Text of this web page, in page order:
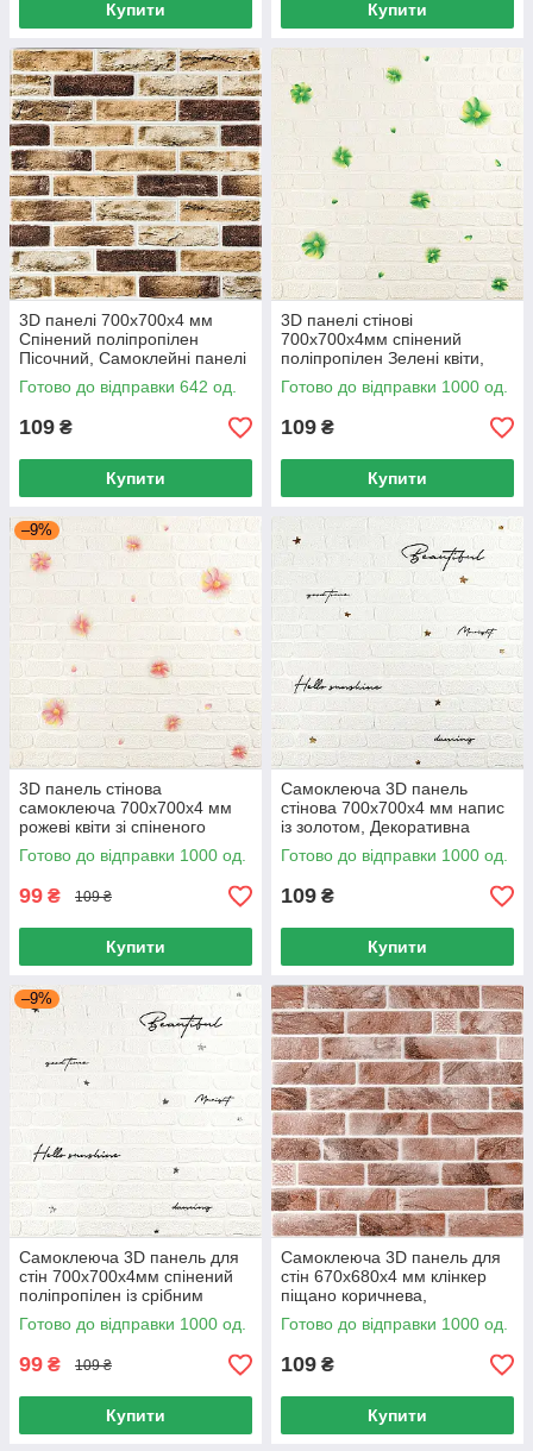
Купити Купити
3D панелі 700x700x4 мм
Спінений поліпропілен
Пісочний, Самоклейні панелі
для стін і меблів
Готово до відправки 642 од.
109 ₴
Купити
3D панелі стінові
700х700х4мм спінений
поліпропілен Зелені квіти,
самоклейні панелі для стін
Готово до відправки 1000 од.
109 ₴
Купити
–9%
3D панель стінова
самоклеюча 700х700х4 мм
рожеві квіти зі спіненого
поліпропілену, Декоративна
панель для стін
Готово до відправки 1000 од.
99 ₴ 109 ₴
Купити
Самоклеюча 3D панель
стінова 700х700х4 мм напис
із золотом, Декоративна
панель для стін і декору
кімнат
Готово до відправки 1000 од.
109 ₴
Купити
–9%
Самоклеюча 3D панель для
стін 700х700х4мм спінений
поліпропілен із срібним
написом, Декоративна
стінова панель
Готово до відправки 1000 од.
99 ₴ 109 ₴
Купити
Самоклеюча 3D панель для
стін 670х680х4 мм клінкер
піщано коричнева,
Декоративна панель під
цеглу ППП
Готово до відправки 1000 од.
109 ₴
Купити